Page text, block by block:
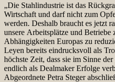
„Die Stahlindustrie ist das
Wirtschaft und darf nicht zum
werden. Deshalb braucht es jetzt
unsere Arbeitsplätze und Betriebe
Abhängigkeiten Europas zu
Leyen bereits eindrucksvoll als
höchste Zeit, dass sie im Sinne
endlich als Dealmaker Erfolge
Abgeordnete Petra Steger